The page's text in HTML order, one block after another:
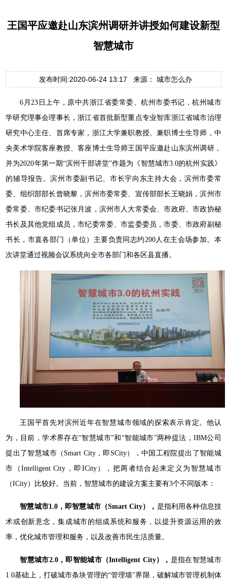
王国平应邀赴山东滨州调研并讲授如何建设新型
智慧城市
发布时间:2020-06-24 13:17 来源： 城市怎么办
6月23日上午，原中共浙江省委常委、杭州市委书记，杭州城市
学研究理事会理事长，浙江省首批新型重点专业智库浙江省城市治理
研究中心主任、首席专家，浙江大学兼职教授、兼职博士生导师，中
央美术学院客座教授、客座博士生导师王国平应邀赴山东滨州调研，
并为2020年第一期“滨州干部讲堂”作题为《智慧城市3.0的杭州实践》
的辅导报告。滨州市委副书记、市长宇向东主持大会，滨州市委常
委、组织部部长曾晓黎，滨州市委常委、宣传部部长王晓娟，滨州市
委常委、市纪委书记张月波，滨州市人大常委会、市政府、市政协秘
书长及其他党组成员，市纪委常委、市监委委员，市委、市政府副秘
书长，市直各部门（单位）主要负责同志约200人在主会场参加。本
次讲堂通过视频会议系统向全市各部门和各区县直播。
王国平首先对滨州近年在智慧城市领域的探索表示肯定。他认
为，目前，学术界存在“智慧城市”和“智能城市”两种提法，IBM公司
提出了智慧城市（Smart City，即SCity），中国工程院提出了智能城
市（Intelligent City，即ICity），把两者结合起来定义为智慧城市
（ICity）比较好。当前，智慧城市的建设方案主要有3个不同版本：
智慧城市1.0，即智慧城市（Smart City）， 是指利用各种信息技
术或创新意念，集成城市的组成系统和服务，以提升资源运用的效
率，优化城市管理和服务，以及改善市民生活质量。
智慧城市2.0，即智能城市（Intelligent City）， 是指在智慧城市
1.0基础上，打破城市条块管理的“管理墙”界限，破解城市管理机制体